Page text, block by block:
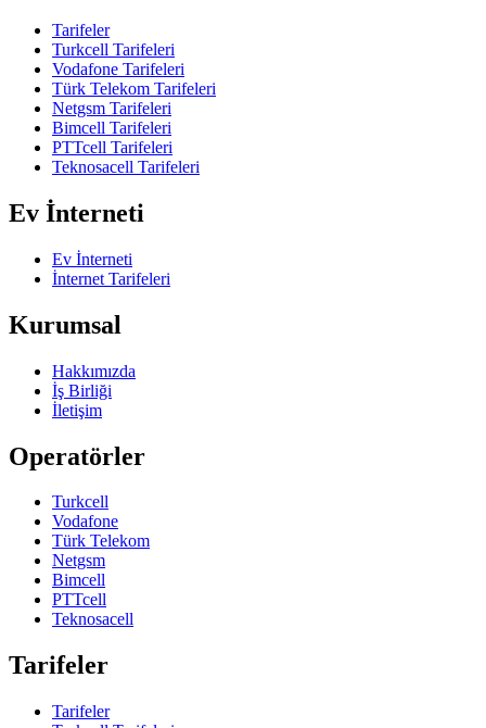
Tarifeler
Turkcell Tarifeleri
Vodafone Tarifeleri
Türk Telekom Tarifeleri
Netgsm Tarifeleri
Bimcell Tarifeleri
PTTcell Tarifeleri
Teknosacell Tarifeleri
Ev İnterneti
Ev İnterneti
İnternet Tarifeleri
Kurumsal
Hakkımızda
İş Birliği
İletişim
Operatörler
Turkcell
Vodafone
Türk Telekom
Netgsm
Bimcell
PTTcell
Teknosacell
Tarifeler
Tarifeler